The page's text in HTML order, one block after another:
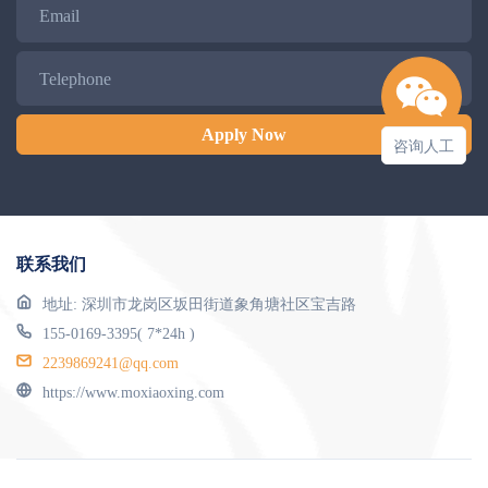
Apply Now
联系我们
地址: 深圳市龙岗区坂田街道象角塘社区宝吉路
155-0169-3395( 7*24h )
2239869241@qq.com
https://www.moxiaoxing.com
咨询人工